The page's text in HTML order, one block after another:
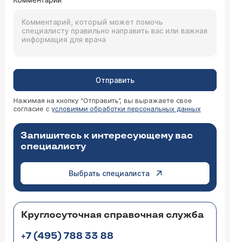
Отправить
Нажимая на кнопку “Отправить”, вы выражаете свое
согласие с условиями обработки персональных данных
Запишитесь к интересующему вас
специалисту
Выбрать специалиста
Круглосуточная справочная служба
+7 (495) 788 33 88